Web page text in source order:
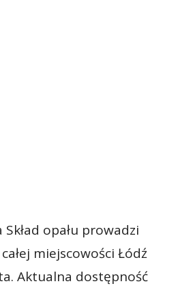
opału prowadzi
miejscowości Łódź
Aktualna dostępność